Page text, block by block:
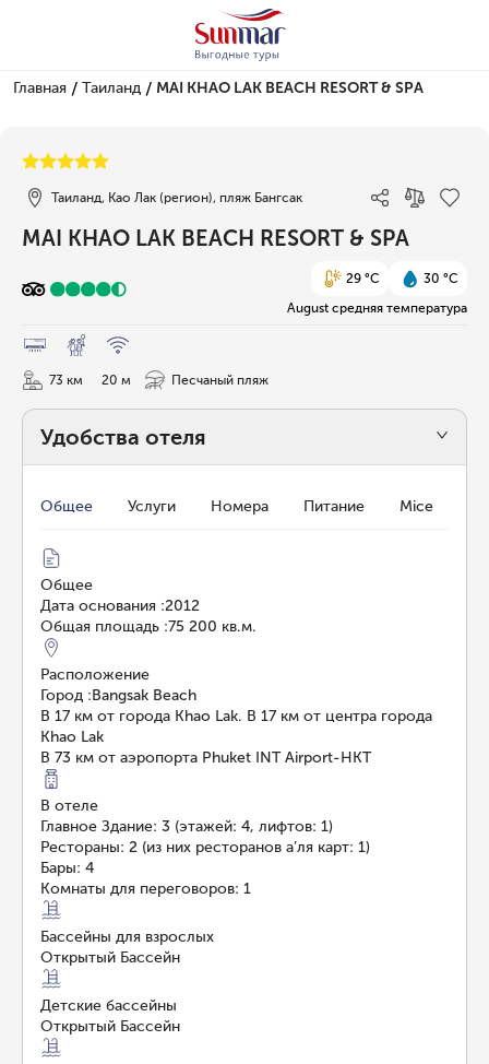
Главная / Таиланд / MAI KHAO LAK BEACH RESORT & SPA
Таиланд, Као Лак (регион), пляж Бангсак
MAI KHAO LAK BEACH RESORT & SPA
29 °C
30 °C
August средняя температура
73 км 20 м Песчаный пляж
Удобства отеля
Общее Услуги Номера Питание Mice
Общее
Дата основания :2012
Общая площадь :75 200 кв.м.
Расположение
Город :Bangsak Beach
В 17 км от города Khao Lak. В 17 км от центра города
Khao Lak
В 73 км от аэропорта Phuket INT Airport-HKT
В отеле
Главное Здание: 3 (этажей: 4, лифтов: 1)
Рестораны: 2 (из них ресторанов а’ля карт: 1)
Бары: 4
Комнаты для переговоров: 1
Бассейны для взрослых
Открытый Бассейн
Детские бассейны
Открытый Бассейн